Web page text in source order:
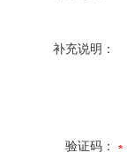
补充说明：
验证码：